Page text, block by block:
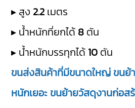
▸ สูง 2.2 เมตร
▸ น้ำหนักที่ยกได้ 8 ตัน
▸ น้ำหนักบรรทุกได้ 10 ตัน
ขนส่งสินค้าที่มีขนาดใหญ่ ขนย้
หนักเยอะ ขนย้ายวัสดุงานก่อส